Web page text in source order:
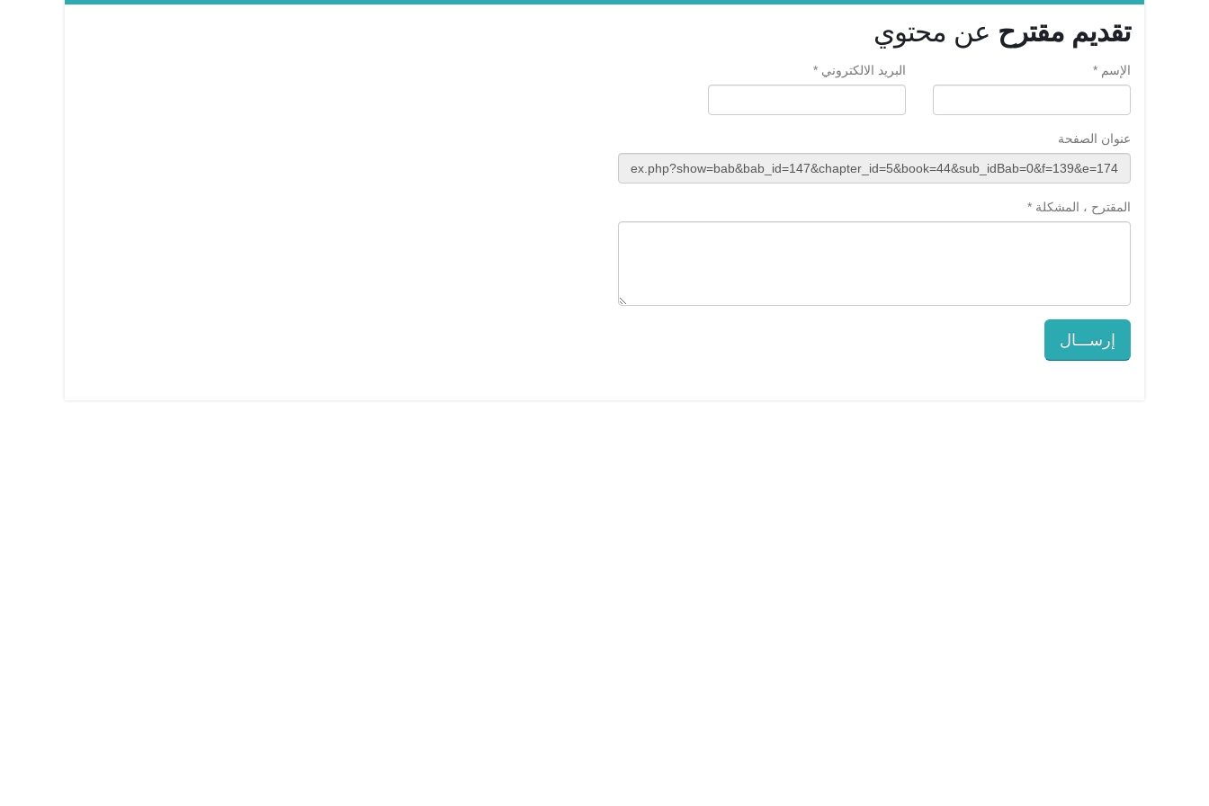
تقديم مقترح عن محتوي
الإسم * البريد الالكتروني *
عنوان الصفحة
المقترح ، المشكلة *